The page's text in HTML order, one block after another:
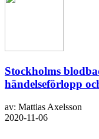
Stockholms
händelseförlopp
av: Mattias Axelsson
2020-11-06